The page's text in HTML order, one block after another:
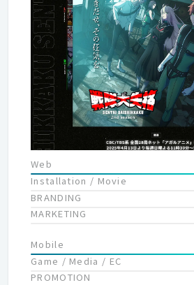
わらないと思います。 “この楽しさを伝えたい”、“笑顔や勇気を
渡したい”という気持ちを持ち、 人々の
ても様々なツールや手法を通じて エンタ
くことが私達の使命です。
Web
Installation / Movie
BRANDING
MARKETING
Mobile
Game / Media / EC
PROMOTION